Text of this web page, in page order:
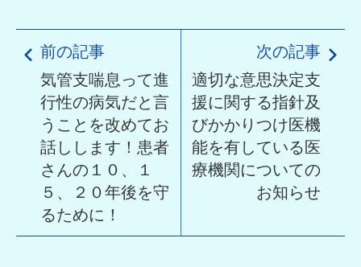
前の記事
気管支喘息って進
行性の病気だと言
うことを改めてお
話しします！患者
さんの１０、１
５、２０年後を守
るために！
次の記事
適切な意思決定支
援に関する指針及
びかかりつけ医機
能を有している医
療機関についての
お知らせ